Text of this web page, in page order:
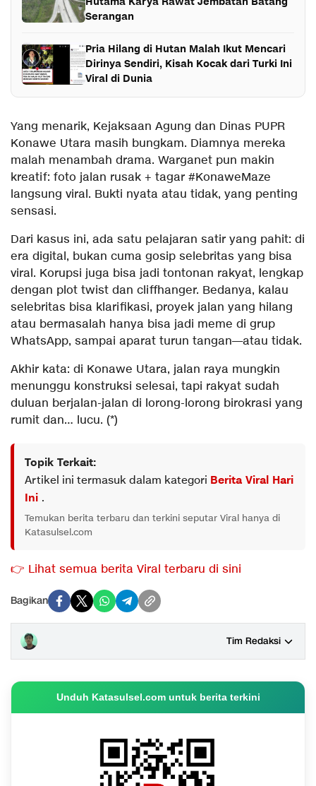
Serangan
Pria Hilang di Hutan Malah Ikut Mencari
Dirinya Sendiri, Kisah Kocak dari Turki Ini
Viral di Dunia
Yang menarik, Kejaksaan Agung dan Dinas PUPR
Konawe Utara masih bungkam. Diamnya mereka
malah menambah drama. Warganet pun makin
kreatif: foto jalan rusak + tagar #KonaweMaze
langsung viral. Bukti nyata atau tidak, yang penting
sensasi.
Dari kasus ini, ada satu pelajaran satir yang pahit: di
era digital, bukan cuma gosip selebritas yang bisa
viral. Korupsi juga bisa jadi tontonan rakyat, lengkap
dengan plot twist dan cliffhanger. Bedanya, kalau
selebritas bisa klarifikasi, proyek jalan yang hilang
atau bermasalah hanya bisa jadi meme di grup
WhatsApp, sampai aparat turun tangan—atau tidak.
Akhir kata: di Konawe Utara, jalan raya mungkin
menunggu konstruksi selesai, tapi rakyat sudah
duluan berjalan-jalan di lorong-lorong birokrasi yang
rumit dan… lucu. (*)
Topik Terkait:
Artikel ini termasuk dalam kategori Berita Viral Hari
Ini .
Temukan berita terbaru dan terkini seputar Viral hanya di
Katasulsel.com
👉 Lihat semua berita Viral terbaru di sini
Bagikan
Tim Redaksi
Unduh Katasulsel.com untuk berita terkini